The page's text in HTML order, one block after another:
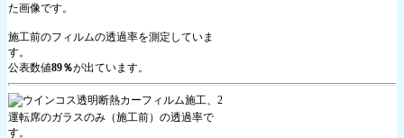
た画像です。
施工前のフィルムの透過率を測定していま
す。
公表数値89％が出ています。
運転席のガラスのみ（施工前）の透過率で
す。